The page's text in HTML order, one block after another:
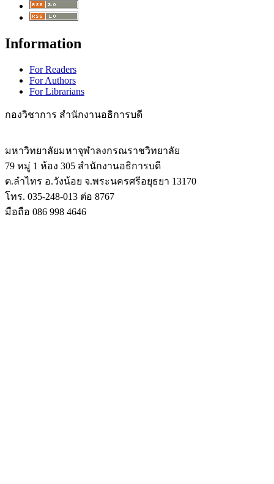
Information
For Readers
For Authors
For Librarians
กองวิชาการ สำนักงานอธิการบดี
มหาวิทยาลัยมหาจุฬาลงกรณราชวิทยาลัย
79 หมู่ 1 ห้อง 305 สำนักงานอธิการบดี
ต.ลำไทร อ.วังน้อย จ.พระนครศรีอยุธยา 13170
โทร. 035-248-013 ต่อ 8767
มือถือ 086 998 4646